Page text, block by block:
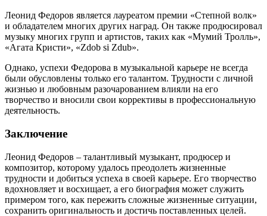
Леонид Федоров является лауреатом премии «Степной волк»
и обладателем многих других наград. Он также продюсировал
музыку многих групп и артистов, таких как «Мумий Тролль»,
«Агата Кристи», «Zdob si Zdub».
Однако, успехи Федорова в музыкальной карьере не всегда
были обусловлены только его талантом. Трудности с личной
жизнью и любовным разочарованием влияли на его
творчество и вносили свои коррективы в профессиональную
деятельность.
Заключение
Леонид Федоров – талантливый музыкант, продюсер и
композитор, которому удалось преодолеть жизненные
трудности и добиться успеха в своей карьере. Его творчество
вдохновляет и восхищает, а его биография может служить
примером того, как пережить сложные жизненные ситуации,
сохранить оригинальность и достичь поставленных целей.